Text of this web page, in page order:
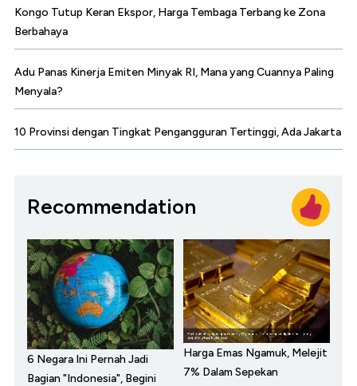
Kongo Tutup Keran Ekspor, Harga Tembaga Terbang ke Zona
Berbahaya
Adu Panas Kinerja Emiten Minyak RI, Mana yang Cuannya Paling
Menyala?
10 Provinsi dengan Tingkat Pengangguran Tertinggi, Ada Jakarta
Recommendation
6 Negara Ini Pernah Jadi
Bagian "Indonesia", Begini
Harga Emas Ngamuk, Melejit
7% Dalam Sepekan